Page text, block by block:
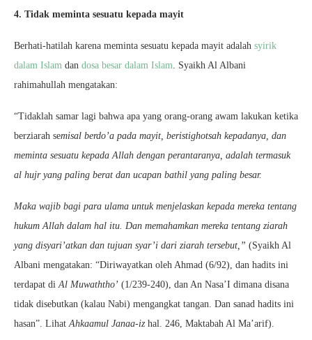
4. Tidak meminta sesuatu kepada mayit
Berhati-hatilah karena meminta sesuatu kepada mayit adalah syirik
dalam Islam dan dosa besar dalam Islam. Syaikh Al Albani
rahimahullah mengatakan:
“Tidaklah samar lagi bahwa apa yang orang-orang awam lakukan ketika
berziarah semisal berdo’a pada mayit, beristighotsah kepadanya, dan
meminta sesuatu kepada Allah dengan perantaranya, adalah termasuk
al hujr yang paling berat dan ucapan bathil yang paling besar.
Maka wajib bagi para ulama untuk menjelaskan kepada mereka tentang
hukum Allah dalam hal itu. Dan memahamkan mereka tentang ziarah
yang disyari’atkan dan tujuan syar’i dari ziarah tersebut,” (Syaikh Al
Albani mengatakan: “Diriwayatkan oleh Ahmad (6/92), dan hadits ini
terdapat diAl Muwaththo’ (1/239-240), dan An Nasa’I dimana disana
tidak disebutkan (kalau Nabi) mengangkat tangan. Dan sanad hadits ini
hasan”. LihatAhkaamul Janaa-iz hal. 246, Maktabah Al Ma’arif).